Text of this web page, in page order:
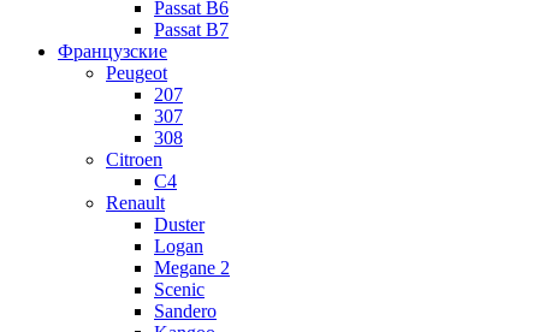
Passat B6
Passat B7
Французские
Peugeot
207
307
308
Citroen
C4
Renault
Duster
Logan
Megane 2
Scenic
Sandero